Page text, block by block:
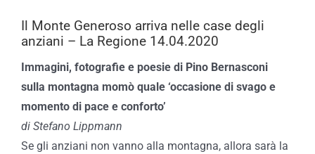
Il Monte Generoso arriva nelle case degli
anziani – La Regione 14.04.2020
Immagini, fotografie e poesie di Pino Bernasconi
sulla montagna momò quale ‘occasione di svago e
momento di pace e conforto’
di Stefano Lippmann
Se gli anziani non vanno alla montagna, allora sarà la